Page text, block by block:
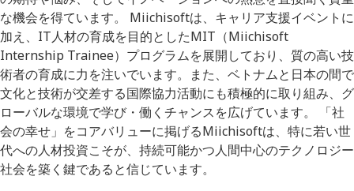
な機会を得ています。 Miichisoftは、キャリア支援イベントに
加え、IT人材の育成を目的としたMIT（Miichisoft
Internship Trainee）プログラムを展開しており、質の高い技
術者の育成に力を注いでいます。また、ベトナムと日本の間で
文化と技術が交差する国際協力活動にも積極的に取り組み、グ
ローバルな環境で学び・働くチャンスを広げています。 「社
会の幸せ」をコアバリューに掲げるMiichisoftは、特に若い世
代への人材投資こそが、持続可能かつ人間中心のテクノロジー
社会を築く鍵であると信じています。